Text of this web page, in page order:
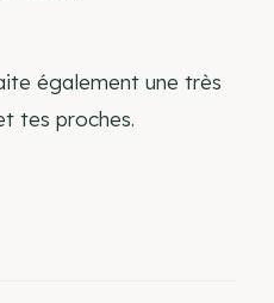
également une très
tes proches.